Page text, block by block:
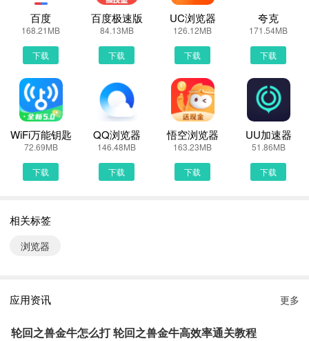
手机扫描浏览器下载的二维码获取下载链接！有手机端直接访问网页
下载也是可以的，下面就为大家介绍下手机网页怎么下载最新浏览器
1.0.1
第一步：
首先，我们手机里要有一个浏览器，小编比较喜欢用UC浏览器，当
然可以用手机都是自带网页浏览器的，我这边使用的是华为手机下载
最新浏览器
第二步：
打开UC浏览器或者自带浏览器，我们在地址栏上直接输入最新浏览
器下载安装或者最新浏览器APP下载。然后点击搜索，我们可以看到
可靠
第三步：
还是选择安全下载
接着网页提示有下载内容，这时我们不用更改文件名，至于文件保存
百度
168.21MB
下载
百度极速版
84.13MB
下载
UC浏览器
126.12MB
下载
夸克
171.54MB
下载
WiFi万能钥匙
72.69MB
下载
QQ浏览器
146.48MB
下载
悟空浏览器
163.23MB
下载
UU加速器
51.86MB
下载
相关标签
浏览器
应用资讯 更多
轮回之兽金牛怎么打 轮回之兽金牛高效率通关教程